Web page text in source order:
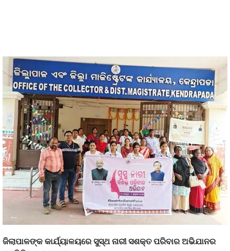
ଜିଲାପାଳଙ୍କ କାର୍ଯ୍ୟାଳୟରେ ସୁସ୍ଥ ନାରୀ ସଶକ୍ତ ପରିବାର ଅଭିଯାନର